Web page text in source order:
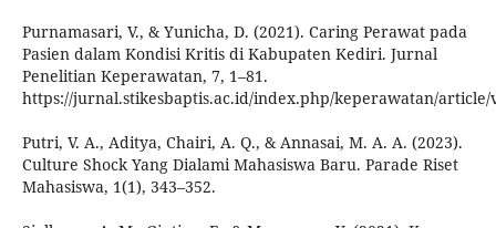
Purnamasari, V., & Yunicha, D. (2021). Caring Perawat pada
Pasien dalam Kondisi Kritis di Kabupaten Kediri. Jurnal
Penelitian Keperawatan, 7, 1–81.
https://jurnal.stikesbaptis.ac.id/index.php/keperawatan/article/
Putri, V. A., Aditya, Chairi, A. Q., & Annasai, M. A. A. (2023).
Culture Shock Yang Dialami Mahasiswa Baru. Parade Riset
Mahasiswa, 1(1), 343–352.